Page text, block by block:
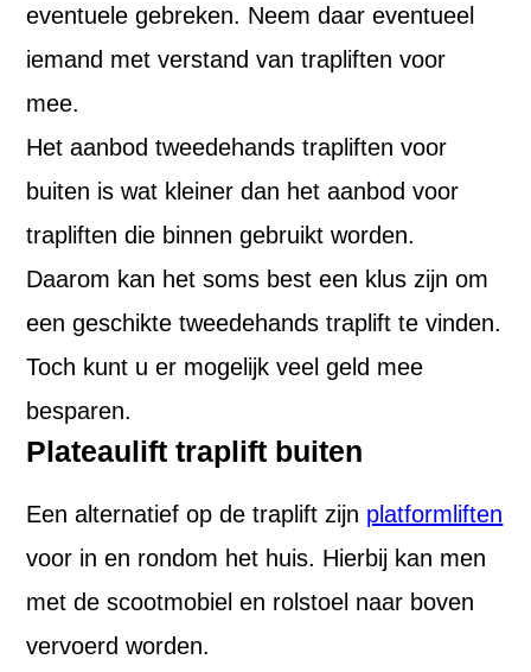
eventuele gebreken. Neem daar eventueel
iemand met verstand van trapliften voor
mee.
Het aanbod tweedehands trapliften voor
buiten is wat kleiner dan het aanbod voor
trapliften die binnen gebruikt worden.
Daarom kan het soms best een klus zijn om
een geschikte tweedehands traplift te vinden.
Toch kunt u er mogelijk veel geld mee
besparen.
Plateaulift traplift buiten
Een alternatief op de traplift zijn platformliften
voor in en rondom het huis. Hierbij kan men
met de scootmobiel en rolstoel naar boven
vervoerd worden.